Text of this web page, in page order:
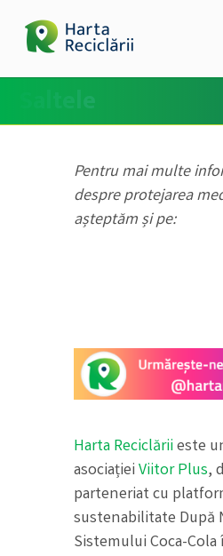
Pentru mai multe
despre protejarea
așteptăm și pe:
Harta Reciclăriieste
asociațieiViitor Plus,
parteneriat cu
sustenabilitate După
Sistemului Coca-Cola